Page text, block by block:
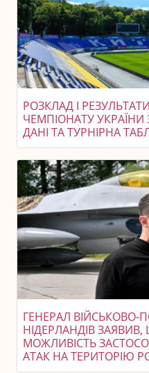
РОЗКЛАД І
ЧЕМПІОНАТУ УКРАЇНИ
ДАНІ ТА ТУРНІРНА
ГЕНЕРАЛ ВІЙСЬКОВО-
НІДЕРЛАНДІВ
МОЖЛИВІСТЬ
АТАК НА ТЕРИТОРІЮ